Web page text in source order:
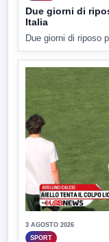
Due giorni di
Italia
Due giorni di riposo
3 AGOSTO 2026
SPORT